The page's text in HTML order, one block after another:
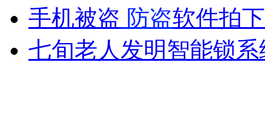
女孩北京地铁殴打老人 痛下狠手拳打脚踢
无痛分娩是否安全 医生回应
手机被盗 防盗软件拍
七旬老人发明智能锁